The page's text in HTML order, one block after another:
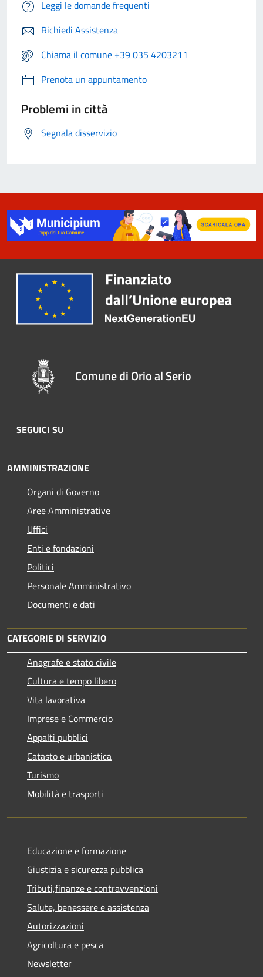
Leggi le domande frequenti
Richiedi Assistenza
Chiama il comune +39 035 4203211
Prenota un appuntamento
Problemi in città
Segnala disservizio
Comune di Orio al Serio
SEGUICI SU
AMMINISTRAZIONE
Organi di Governo
Aree Amministrative
Uffici
Enti e fondazioni
Politici
Personale Amministrativo
Documenti e dati
CATEGORIE DI SERVIZIO
Anagrafe e stato civile
Cultura e tempo libero
Vita lavorativa
Imprese e Commercio
Appalti pubblici
Catasto e urbanistica
Turismo
Mobilità e trasporti
Educazione e formazione
Giustizia e sicurezza pubblica
Tributi,finanze e contravvenzioni
Salute, benessere e assistenza
Autorizzazioni
Agricoltura e pesca
Newsletter